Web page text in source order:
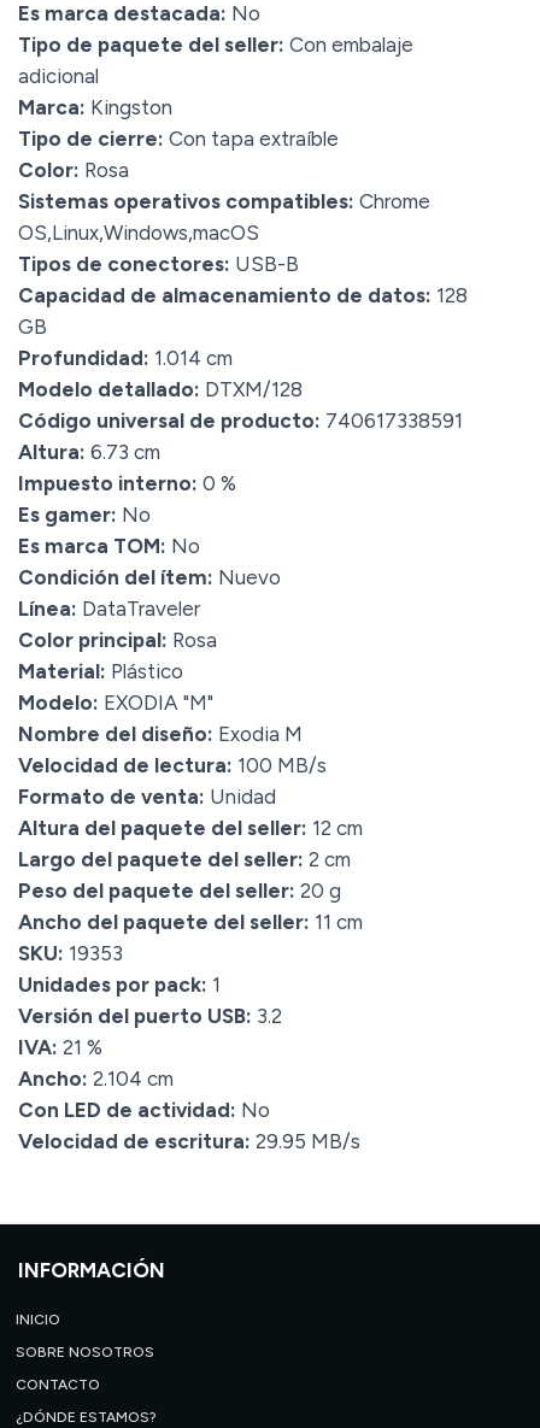
Es marca destacada: No
Tipo de paquete del seller: Con embalaje
adicional
Marca: Kingston
Tipo de cierre: Con tapa extraíble
Color: Rosa
Sistemas operativos compatibles: Chrome
OS,Linux,Windows,macOS
Tipos de conectores: USB-B
Capacidad de almacenamiento de datos: 128
GB
Profundidad: 1.014 cm
Modelo detallado: DTXM/128
Código universal de producto: 740617338591
Altura: 6.73 cm
Impuesto interno: 0 %
Es gamer: No
Es marca TOM: No
Condición del ítem: Nuevo
Línea: DataTraveler
Color principal: Rosa
Material: Plástico
Modelo: EXODIA "M"
Nombre del diseño: Exodia M
Velocidad de lectura: 100 MB/s
Formato de venta: Unidad
Altura del paquete del seller: 12 cm
Largo del paquete del seller: 2 cm
Peso del paquete del seller: 20 g
Ancho del paquete del seller: 11 cm
SKU: 19353
Unidades por pack: 1
Versión del puerto USB: 3.2
IVA: 21 %
Ancho: 2.104 cm
Con LED de actividad: No
Velocidad de escritura: 29.95 MB/s
INFORMACIÓN
INICIO
SOBRE NOSOTROS
CONTACTO
¿DÓNDE ESTAMOS?